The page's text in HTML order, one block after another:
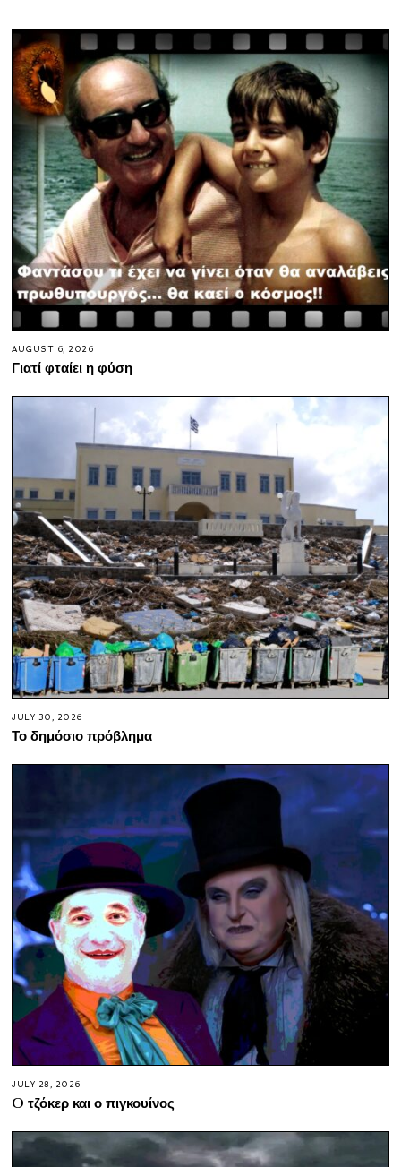
AUGUST 6, 2026
Γιατί φταίει η φύση
JULY 30, 2026
Το δημόσιο πρόβλημα
JULY 28, 2026
O τζόκερ και ο πιγκουίνος